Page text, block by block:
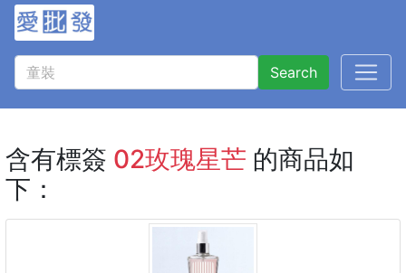
Search
含有標簽 02玫瑰星芒 的商品如
下：